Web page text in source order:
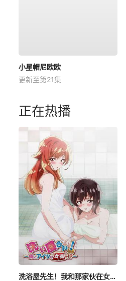
小星帽尼欧欧
更新至第21集
正在热播
洗浴屋先生！我和那家伙在女浴池！？